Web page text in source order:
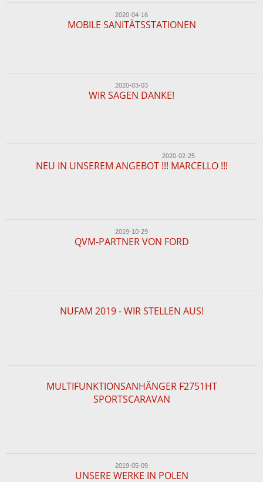
2020-04-16
MOBILE SANITÄTSSTATIONEN
2020-03-03
WIR SAGEN DANKE!
2020-02-25
NEU IN UNSEREM ANGEBOT !!! MARCELLO !!!
2019-10-29
QVM-PARTNER VON FORD
NUFAM 2019 - WIR STELLEN AUS!
MULTIFUNKTIONSANHÄNGER F2751HT
SPORTSCARAVAN
2019-05-09
UNSERE WERKE IN POLEN